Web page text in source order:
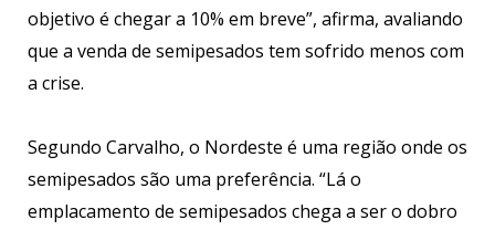
objetivo é chegar a 10% em breve”, afirma, avaliando
que a venda de semipesados tem sofrido menos com
a crise.
Segundo Carvalho, o Nordeste é uma região onde os
semipesados são uma preferência. “Lá o
emplacamento de semipesados chega a ser o dobro